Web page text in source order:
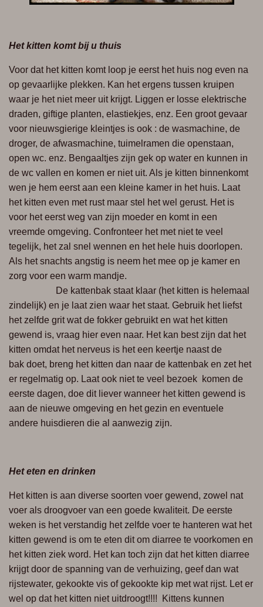
Het kitten komt bij u thuis
Voor dat het kitten komt loop je eerst het huis nog even na
op gevaarlijke plekken. Kan het ergens tussen kruipen
waar je het niet meer uit krijgt. Liggen er losse elektrische
draden, giftige planten, elastiekjes, enz. Een groot gevaar
voor nieuwsgierige kleintjes is ook : de wasmachine, de
droger, de afwasmachine, tuimelramen die openstaan,
open wc. enz. Bengaaltjes zijn gek op water en kunnen in
de wc vallen en komen er niet uit. Als je kitten binnenkomt
wen je hem eerst aan een kleine kamer in het huis. Laat
het kitten even met rust maar stel het wel gerust. Het is
voor het eerst weg van zijn moeder en komt in een
vreemde omgeving. Confronteer het met niet te veel
tegelijk, het zal snel wennen en het hele huis doorlopen.
Als het snachts angstig is neem het mee op je kamer en
zorg voor een warm mandje.
De kattenbak staat klaar (het kitten is helemaal
zindelijk) en je laat zien waar het staat. Gebruik het liefst
het zelfde grit wat de fokker gebruikt en wat het kitten
gewend is, vraag hier even naar. Het kan best zijn dat het
kitten omdat het nerveus is het een keertje naast de
bak doet, breng het kitten dan naar de kattenbak en zet het
er regelmatig op. Laat ook niet te veel bezoek komen de
eerste dagen, doe dit liever wanneer het kitten gewend is
aan de nieuwe omgeving en het gezin en eventuele
andere huisdieren die al aanwezig zijn.
Het eten en drinken
Het kitten is aan diverse soorten voer gewend, zowel nat
voer als droogvoer van een goede kwaliteit. De eerste
weken is hetverstandig hetzelfde voer te hanteren wat het
kitten gewend is om te eten dit om diarree te voorkomen en
het kitten ziek word. Het kan toch zijn dat het kitten diarree
krijgt door de spanning van de verhuizing, geef dan wat
rijstewater, gekookte vis of gekookte kip met wat rijst. Let er
wel op dat het kitten niet uitdroogt!!!! Kittens kunnen